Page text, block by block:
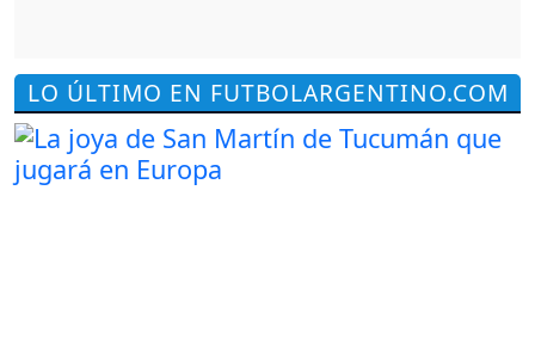
LO ÚLTIMO EN FUTBOLARGENTINO.COM